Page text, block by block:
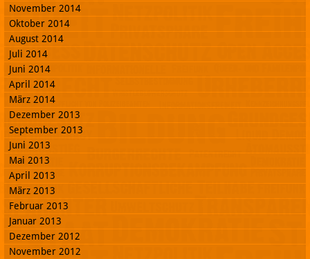
November 2014
Oktober 2014
August 2014
Juli 2014
Juni 2014
April 2014
März 2014
Dezember 2013
September 2013
Juni 2013
Mai 2013
April 2013
März 2013
Februar 2013
Januar 2013
Dezember 2012
November 2012